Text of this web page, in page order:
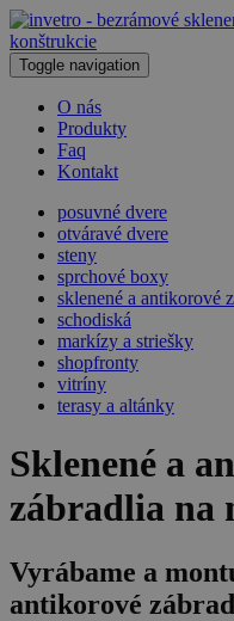
konštrukcie
Toggle navigation
O nás
Produkty
Faq
Kontakt
posuvné dvere
otváravé dvere
steny
sprchové boxy
sklenené a antikorové
schodiská
markízy a striešky
shopfronty
vitríny
terasy a altánky
Sklenené a
zábradlia na
Vyrábame a
antikorové